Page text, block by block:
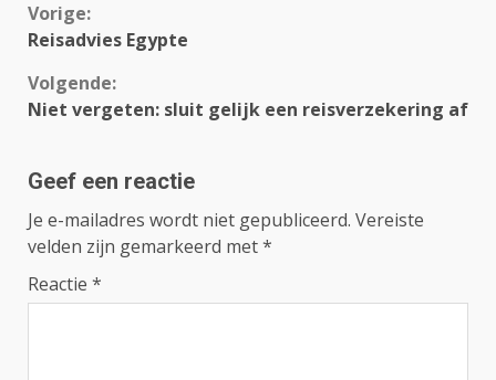
Continue
Reading
Vorige:
Reisadvies Egypte
Volgende:
Niet vergeten: sluit gelijk een reisverzekering af
Geef een reactie
Je e-mailadres wordt niet gepubliceerd. Vereiste
velden zijn gemarkeerd met*
Reactie *